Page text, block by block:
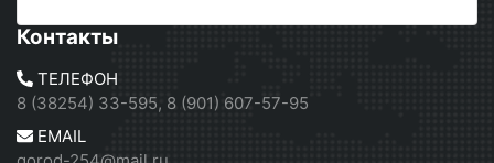
Контакты
ТЕЛЕФОН
8 (38254) 33-595, 8 (901) 607-57-95
EMAIL